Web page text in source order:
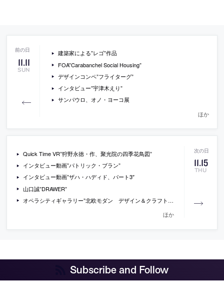
11.11
SUN
建築家による”レゴ”作品
FOA”Carabanchel Social Housing”
デザインコンペ”フライターグ”
インタビュー”宇津木えり”
サンパウロ、オノ・ヨーコ展
ほか
11.15
THU
Quick Time VR”狩野永徳・作、聚光院の四季花鳥図”
インタビュー動画”パトリック・ブラン”
インタビュー動画”ザハ・ハディド、パート3″
山口誠”DRAWER”
オペラシティギャラリー”北欧モダン デザイン＆クラフト展”
ほか
Subscribe and Follow